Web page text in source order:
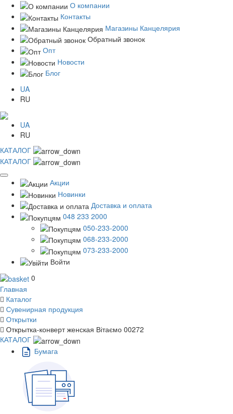
О компании
Контакты
Магазины Канцелярия
Обратный звонок
Опт
Новости
Блог
UA
RU
UA
RU
КАТАЛОГ
КАТАЛОГ
Акции
Новинки
Доставка и оплата
048 233 2000
050-233-2000
068-233-2000
073-233-2000
Войти
0
Главная
Каталог
Сувенирная продукция
Открытки
Открытка-конверт женская Вітаємо 00272
КАТАЛОГ
Бумага